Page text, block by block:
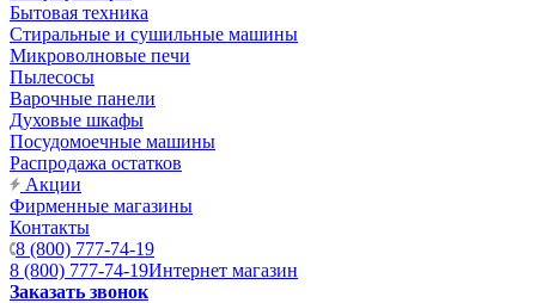
Бытовая техника
Стиральные и сушильные машины
Микроволновые печи
Пылесосы
Варочные панели
Духовые шкафы
Посудомоечные машины
Распродажа остатков
Акции
Фирменные магазины
Контакты
8 (800) 777-74-19
8 (800) 777-74-19Интернет магазин
Заказать звонок